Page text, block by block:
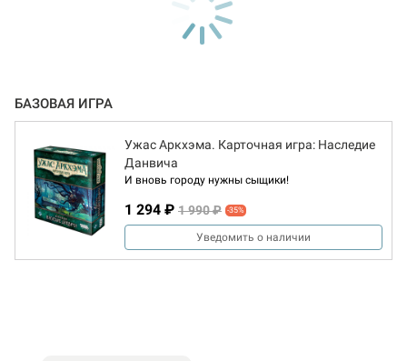
БАЗОВАЯ ИГРА
Ужас Аркхэма. Карточная игра: Наследие
Данвича
И вновь городу нужны сыщики!
1 294 ₽ 1 990 ₽ -35%
Уведомить о наличии